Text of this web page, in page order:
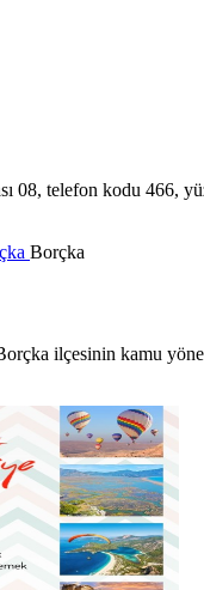
08, telefon kodu 466,
Borçka
ilçesinin kamu